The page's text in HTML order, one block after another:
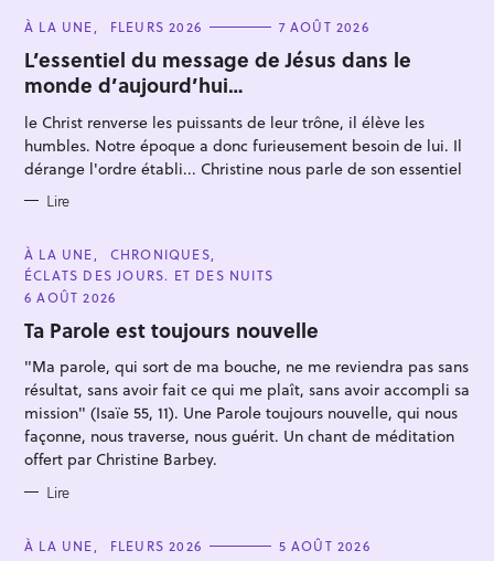
C
T
E
G
O
R
I
E
S
À LA UNE FLEURS 2026 7 AOÛT 2026
L’essentiel du message de Jésus dans le
monde d’aujourd’hui…
le Christ renverse les puissants de leur trône, il élève les
humbles. Notre époque a donc furieusement besoin de lui. Il
dérange l'ordre établi... Christine nous parle de son essentiel
Lire
C
A
T
E
O
R
E
À LA UNE
CHRONIQUES
ÉCLATS DES JOURS. ET DES NUITS
6 AOÛT 2026
Ta Parole est toujours nouvelle
"Ma parole, qui sort de ma bouche, ne me reviendra pas sans
résultat, sans avoir fait ce qui me plaît, sans avoir accompli sa
mission" (Isaïe 55, 11). Une Parole toujours nouvelle, qui nous
façonne, nous traverse, nous guérit. Un chant de méditation
offert par Christine Barbey.
Lire
C
À LA UNE FLEURS 2026 5 AOÛT 2026
e
c
h
e
r
c
e
r